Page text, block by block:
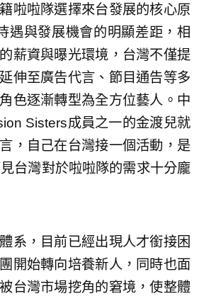
啦啦隊選擇來台發展的核心原
遇與發展機會的明顯差距，相
薪資與曝光環境，台灣不僅提
伸至廣告代言、節目通告等多
色逐漸轉型為全方位藝人。中
Sisters成員之一的金渡兒就
，自己在台灣接一個活動，是
台灣對於啦啦隊的需求十分龐
系，目前已經出現人才銜接困
開始轉向培養新人，同時也面
台灣市場挖角的窘境，使整體